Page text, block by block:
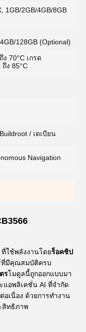
1GB/2GB/4GB/8GB
128GB (Optional)
ง 70°C เกรด
ง 85°C
/ เดเบียน
Navigation
, ที่ใช้พลังงานโดยร็อคชิป
ที่มีคุณสมบัติครบ
รโมดูลนี้ถูกออกแบบมา
แอพลิเคชั่น AI ที่จํากัด
อเนื่อง ด้วยการทํางาน
สิทธิภาพ